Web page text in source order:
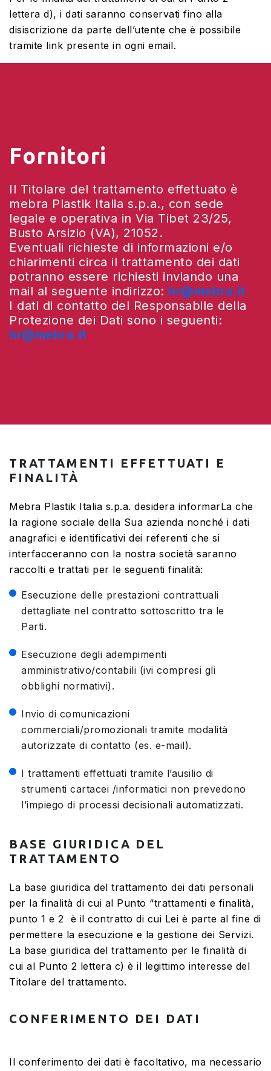
lettera d), i dati saranno conservati fino alla
disiscrizione da parte dell’utente che è possibile
tramite link presente in ogni email.
Fornitori
Il Titolare del trattamento effettuato è
mebra Plastik Italia s.p.a., con sede
legale e operativa in Via Tibet 23/25,
Busto Arsizio (VA), 21052.
Eventuali richieste di informazioni e/o
chiarimenti circa il trattamento dei dati
potranno essere richiesti inviando una
mail al seguente indirizzo: hr@mebra.it
I dati di contatto del Responsabile della
Protezione dei Dati sono i seguenti:
hr@mebra.it
TRATTAMENTI EFFETTUATI E
FINALITÀ
Mebra Plastik Italia s.p.a. desidera informarLa che
la ragione sociale della Sua azienda nonché i dati
anagrafici e identificativi dei referenti che si
interfacceranno con la nostra società saranno
raccolti e trattati per le seguenti finalità:
Esecuzione delle prestazioni contrattuali
dettagliate nel contratto sottoscritto tra le
Parti.
Esecuzione degli adempimenti
amministrativo/contabili (ivi compresi gli
obblighi normativi).
Invio di comunicazioni
commerciali/promozionali tramite modalità
autorizzate di contatto (es. e-mail).
I trattamenti effettuati tramite l’ausilio di
strumenti cartacei /informatici non prevedono
l’impiego di processi decisionali automatizzati.
BASE GIURIDICA DEL
TRATTAMENTO
La base giuridica del trattamento dei dati personali
per la finalità di cui al Punto “trattamenti e finalità,
punto 1 e 2 è il contratto di cui Lei è parte al fine di
permettere la esecuzione e la gestione dei Servizi.
La base giuridica del trattamento per le finalità di
cui al Punto 2 lettera c) è il legittimo interesse del
Titolare del trattamento.
CONFERIMENTO DEI DATI
Il conferimento dei dati è facoltativo, ma necessario